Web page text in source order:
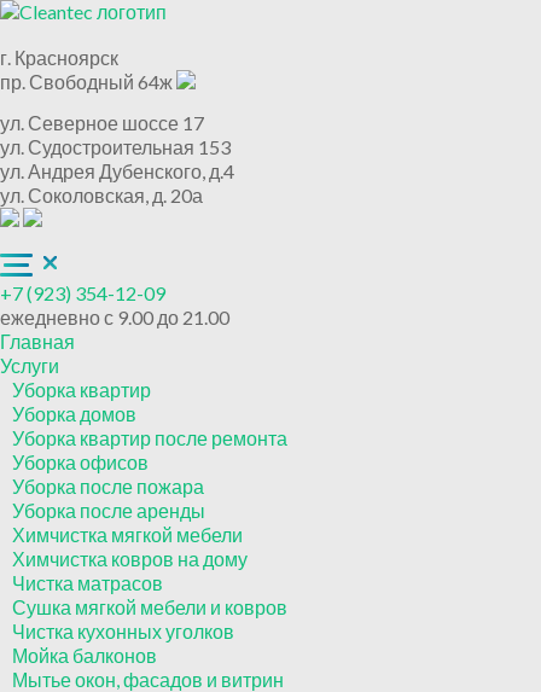
г. Красноярск
пр. Свободный 64ж
ул. Северное шоссе 17
ул. Судостроительная 153
ул. Андрея Дубенского, д.4
ул. Соколовская, д. 20а
+7 (923) 354-12-09
ежедневно с 9.00 до 21.00
Главная
Услуги
Уборка квартир
Уборка домов
Уборка квартир после ремонта
Уборка офисов
Уборка после пожара
Уборка после аренды
Химчистка мягкой мебели
Химчистка ковров на дому
Чистка матрасов
Сушка мягкой мебели и ковров
Чистка кухонных уголков
Мойка балконов
Мытье окон, фасадов и витрин